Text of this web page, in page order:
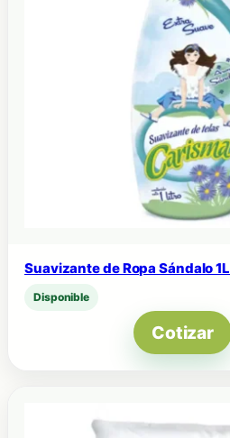
Suavizante de Ropa Sándalo 1L
Disponible
Cotizar